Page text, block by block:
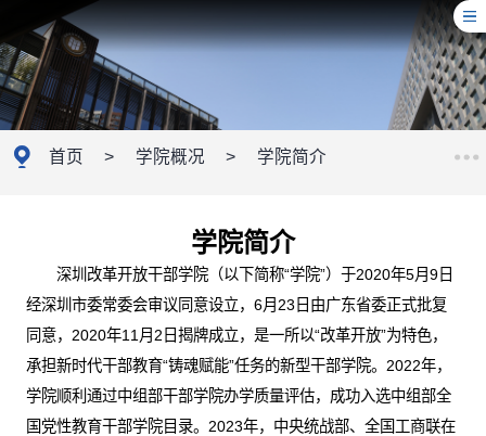
首页 > 学院概况 > 学院简介
学院简介
深圳改革开放干部学院（以下简称“学院”）于2020年5月9日
经深圳市委常委会审议同意设立，6月23日由广东省委正式批复
同意，2020年11月2日揭牌成立，是一所以“改革开放”为特色，
承担新时代干部教育“铸魂赋能”任务的新型干部学院。2022年，
学院顺利通过中组部干部学院办学质量评估，成功入选中组部全
国党性教育干部学院目录。2023年，中央统战部、全国工商联在